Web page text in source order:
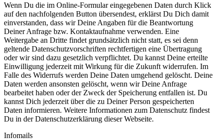
Wenn Du die im Online-Formular eingegebenen Daten durch Klick
auf den nachfolgenden Button übersendest, erklärst Du Dich damit
einverstanden, dass wir Deine Angaben für die Beantwortung
Deiner Anfrage bzw. Kontaktaufnahme verwenden. Eine
Weitergabe an Dritte findet grundsätzlich nicht statt, es sei denn
geltende Datenschutzvorschriften rechtfertigen eine Übertragung
oder wir sind dazu gesetzlich verpflichtet. Du kannst Deine erteilte
Einwilligung jederzeit mit Wirkung für die Zukunft widerrufen. Im
Falle des Widerrufs werden Deine Daten umgehend gelöscht. Deine
Daten werden ansonsten gelöscht, wenn wir Deine Anfrage
bearbeitet haben oder der Zweck der Speicherung entfallen ist. Du
kannst Dich jederzeit über die zu Deiner Person gespeicherten
Daten informieren. Weitere Informationen zum Datenschutz findest
Du in der Datenschutzerklärung dieser Webseite.
Infomails